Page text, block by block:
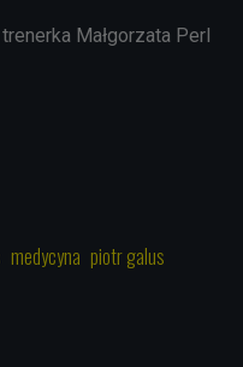
Małgorzata Perl
medycyna piotr galus